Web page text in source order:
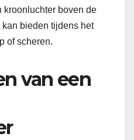
kroonluchter boven de
bieden tijdens het
of scheren.
van een